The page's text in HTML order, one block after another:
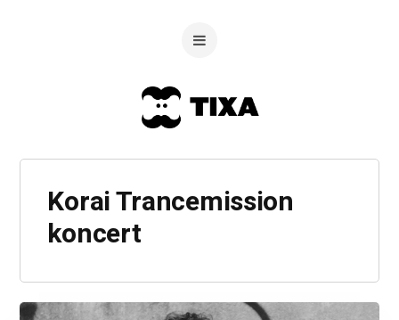
Korai Trancemission
koncert